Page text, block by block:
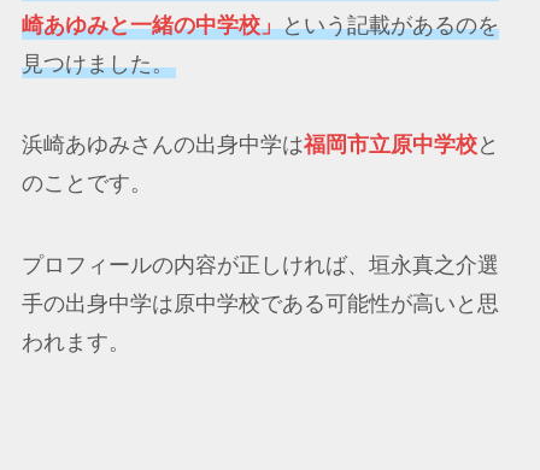
崎あゆみと一緒の中学校」という記載があるのを
見つけました。
浜崎あゆみさんの出身中学は福岡市立原中学校と
のことです。
プロフィールの内容が正しければ、垣永真之介選
手の出身中学は原中学校である可能性が高いと思
われます。